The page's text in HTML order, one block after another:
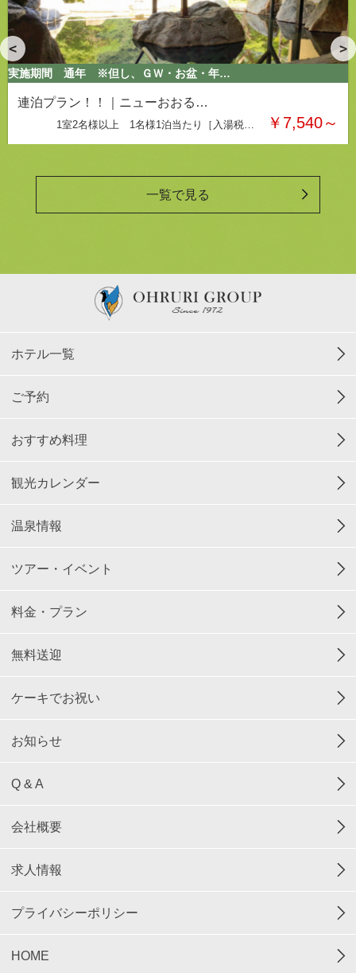
実施期間 通年 ※但し、ＧＷ・お盆・年…
夕食なしプラン｜ニューおおる…
1室2名様以上 1名様［消費税・入湯税別… ￥6,550～
実施期間 通年 ※但し、年末年始は除く
これは気楽なポツンと一人旅！…
1泊2食付［入湯税別］ ￥9,300～
実施期間 通年 ※但し、ＧＷ・お盆・年…
連泊プラン！！｜ニューおおる…
1室2名様以上 1名様1泊当たり［入湯税… ￥7,540～
実施期間 期間限定
連泊するほどお得に♪
1名様1泊 ￥6,300円～
実施期間 通年
最上階☆6,930円～【グル…
1名様1泊 ￥6,930～
実施期間 通年
贅沢プランアワビ・蟹・鰻付！…
1名様1泊 ￥11,880〜
実施期間 通年
バイキング+ワンドリンクサー…
1室2名様以上 1名様［入湯税別］ ￥7,980～
実施期間 通年
【山海プラン】アワビ又は鰻又…
1室2名様以上 1名様［入湯税別］ ￥8,690～
一覧で見る
ホテル一覧
ご予約
おすすめ料理
観光カレンダー
温泉情報
ツアー・イベント
料金・プラン
無料送迎
ケーキでお祝い
お知らせ
Q & A
会社概要
求人情報
プライバシーポリシー
HOME